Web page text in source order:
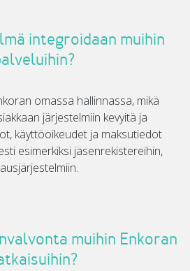
integroidaan muihin
omassa hallinnassa, mikä
järjestelmiin kevyitä ja
käyttöoikeudet ja maksutiedot
esimerkiksi jäsenrekistereihin,
muihin Enkoran